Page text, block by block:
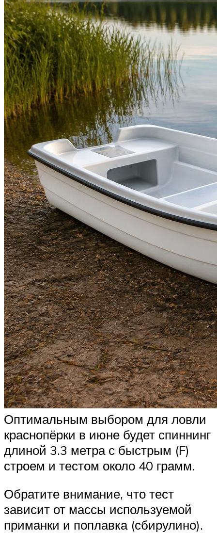
Оптимальным выбором для ловли
краснопёрки в июне будет спиннинг
длиной 3.3 метра с быстрым (F)
строем и тестом около 40 грамм.
Обратите внимание, что тест
зависит от массы используемой
приманки и поплавка (сбирулино).